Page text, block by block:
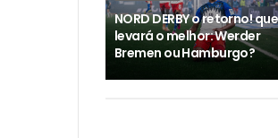
NORD DERBY o retorno!
levará o melhor: Werder
Bremen ou Hamburgo?